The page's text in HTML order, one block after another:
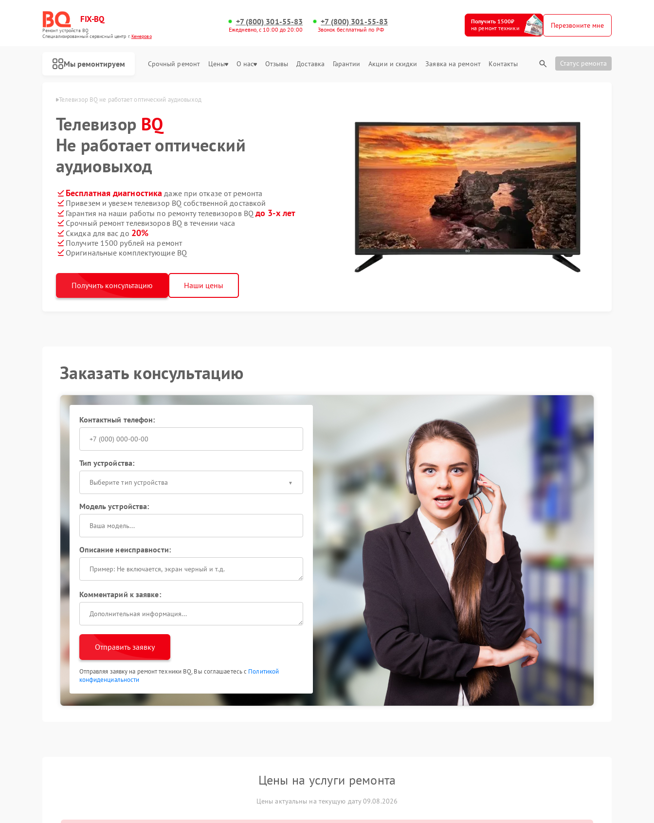
FIX-BQ
Ремонт устройств BQ
Специализированный cервисный центр г.Кемерово
+7 (800) 301-55-83
Ежедневно, с 10:00 до 20:00
+7 (800) 301-55-83
Звонок бесплатный по РФ
Получить 1500₽
на ремонт техники
Перезвоните мне
Мы ремонтируем Срочный ремонт Цены О нас Отзывы Доставка Гарантии Акции и скидки Заявка на ремонт Контакты Статус ремонта
Телевизор BQ не работает оптический аудиовыход
Телевизор BQ
Не работает оптический
аудиовыход
Бесплатная диагностика даже при отказе от ремонта
Привезем и увезем телевизор BQ собственной доставкой
Гарантия на наши работы по ремонту телевизоров BQ до 3-х лет
Срочный ремонт телевизоров BQ в течении часа
Скидка для вас до 20%
Получите 1500 рублей на ремонт
Оригинальные комплектующие BQ
Получить консультацию Наши цены
Заказать консультацию
Контактный телефон:
Тип устройства:
Выберите тип устройства
Модель устройства:
Описание неисправности:
Комментарий к заявке:
Отправить заявку
Отправляя заявку на ремонт техники BQ, Вы соглашаетесь с Политикой
конфиденциальности
Цены на услуги ремонта
Цены актуальны на текущую дату 09.08.2026